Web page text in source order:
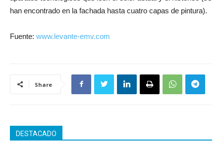
han encontrado en la fachada hasta cuatro capas de pintura).
Fuente: www.levante-emv.com
Share
DESTACADO